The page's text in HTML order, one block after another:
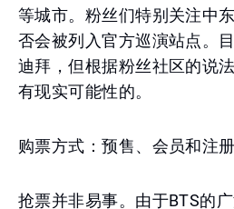
等城市。粉丝们特别关注中
否会被列入官方巡演站点。
迪拜，但根据粉丝社区的说
有现实可能性的。
购票方式：预售、会员和注册
抢票并非易事。由于BTS的